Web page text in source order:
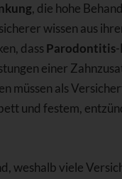
, die hohe
wissen aus
dassParodontitis-
einer
müssen als
und festem,
weshalb viele